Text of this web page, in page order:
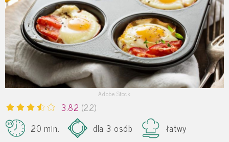
Adobe Stock
3.82 (22)
20 min.
dla 3 osób łatwy